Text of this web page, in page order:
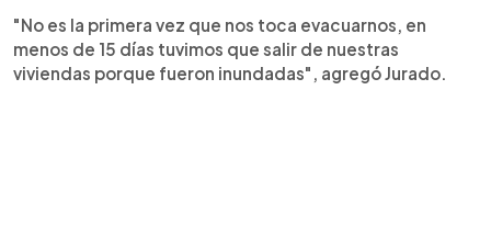
"No es la primera vez que nos toca evacuarnos, en
menos de 15 días tuvimos que salir de nuestras
viviendas porque fueron inundadas", agregó Jurado.